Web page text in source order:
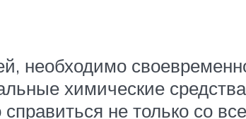
необходимо
химические
не только со